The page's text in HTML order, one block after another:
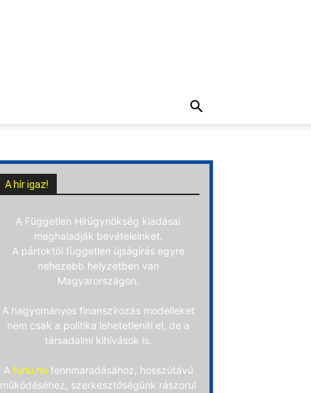
A hír igaz!
A Független Hírügynökség kiadásai
meghaladják bevételeinket.
A pártoktól független újságírás egyre
nehezebb helyzetben van
Magyarországon.
A hagyományos finanszírozás modelleket
nem csak a politika lehetetleníti el, de a
társadalmi kihívások is.
A fuhu.hu fennmaradásához, hosszútávú
működéséhez, szerkesztőségünk rászorul